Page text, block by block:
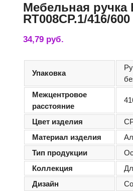
Мебельная ручка
RT008CP.1/416/600
34,79 руб.
Упаковка
Межцентровое
расстояние
Цвет изделия
Материал изделия
Тип продукции
Коллекция
Дизайн